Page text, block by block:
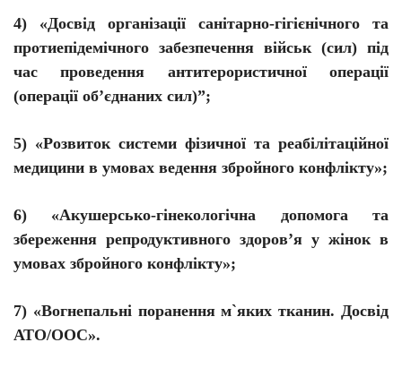
4) «Досвід організації санітарно-гігієнічного та
протиепідемічного забезпечення військ (сил) під
час проведення антитерористичної операції
(операції об’єднаних сил)”;
5) «Розвиток системи фізичної та реабілітаційної
медицини в умовах ведення збройного конфлікту»;
6) «Акушерсько-гінекологічна допомога та
збереження репродуктивного здоров’я у жінок в
умовах збройного конфлікту»;
7) «Вогнепальні поранення м`яких тканин. Досвід
АТО/ООС».